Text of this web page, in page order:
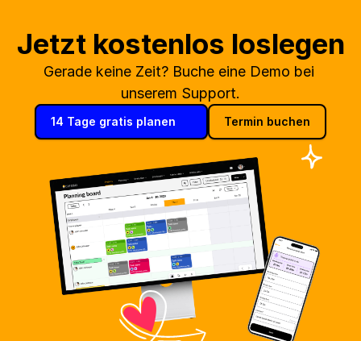
Jetzt kostenlos loslegen
Gerade keine Zeit? Buche eine Demo bei
unserem Support.
14 Tage gratis planen Termin buchen